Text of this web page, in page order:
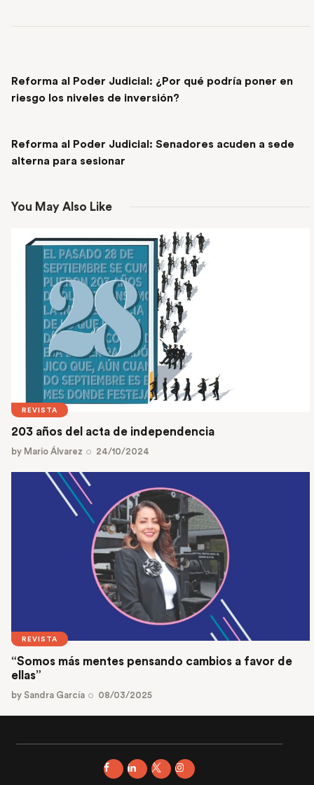
Reforma al Poder Judicial: ¿Por qué podría poner en
riesgo los niveles de inversión?
Reforma al Poder Judicial: Senadores acuden a sede
alterna para sesionar
You May Also Like
REVISTA
203 años del acta de independencia
by Mario Álvarez 24/10/2024
REVISTA
“Somos más mentes pensando cambios a favor de
ellas”
by Sandra García 08/03/2025